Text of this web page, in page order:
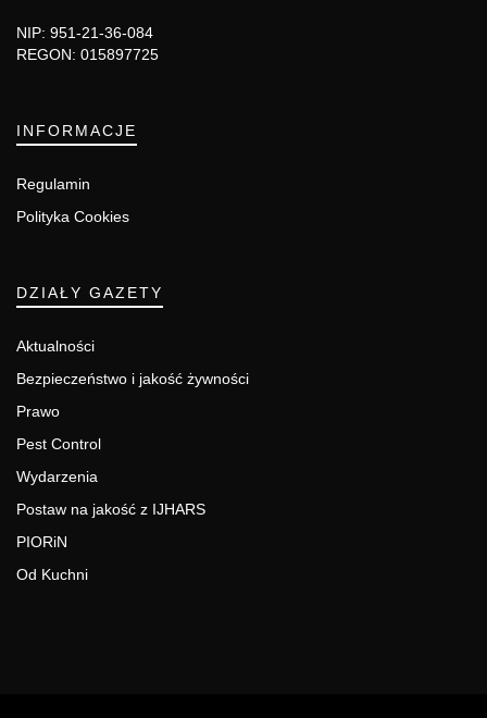
NIP: 951-21-36-084
REGON: 015897725
INFORMACJE
Regulamin
Polityka Cookies
DZIAŁY GAZETY
Aktualności
Bezpieczeństwo i jakość żywności
Prawo
Pest Control
Wydarzenia
Postaw na jakość z IJHARS
PIORiN
Od Kuchni